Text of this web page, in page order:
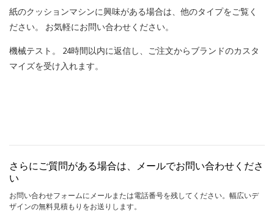
紙のクッションマシンに興味がある場合は、他のタイプをご覧く
ださい。 お気軽にお問い合わせください。
機械テスト。 24時間以内に返信し、ご注文からブランドのカスタ
マイズを受け入れます。
さらにご質問がある場合は、メールでお問い合わせくださ
い
お問い合わせフォームにメールまたは電話番号を残してください。幅広いデ
ザインの無料見積もりをお送りします。